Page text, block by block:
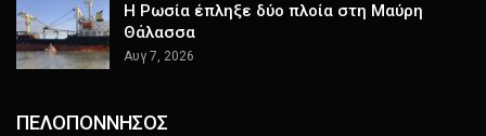
Η Ρωσία έπληξε δύο πλοία στη Μαύρη
Θάλασσα
Αυγ 7, 2026
ΠΕΛΟΠΟΝΝΗΣΟΣ